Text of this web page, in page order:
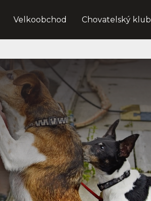
Velkoobchod Chovatelský klub